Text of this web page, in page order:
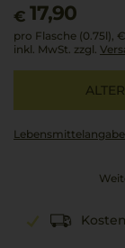
€ 17,90
pro Flasche (0.75l),
inkl. MwSt. zzgl.